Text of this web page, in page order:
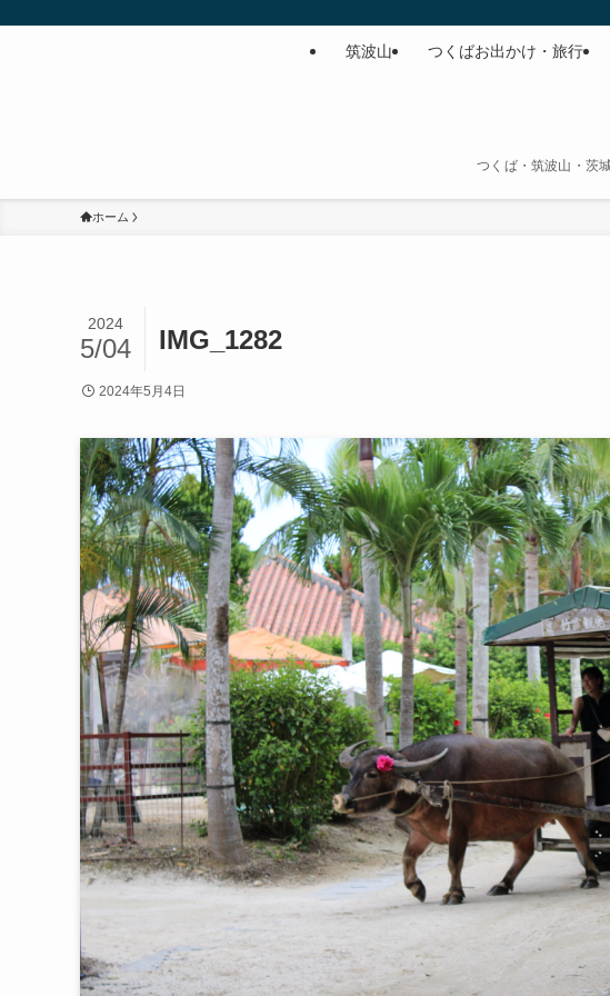
つくば・筑波山・茨
筑波山 つくばお出かけ・旅行
ホーム
IMG_1282
2024
5/04
2024年5月4日